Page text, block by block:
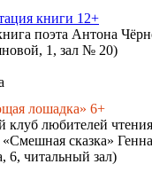
книги 12+
поэта Антона
1, зал № 20)
лошадка» 6+
клуб любителей
сказка»
6, читальный зал)